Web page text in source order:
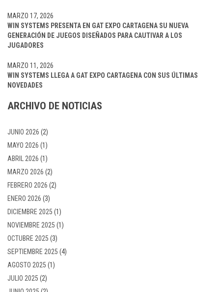
WIN SYSTEMS PRESENTA EN GAT EXPO CARTAGENA SU NUEVA
GENERACIÓN DE JUEGOS DISEÑADOS PARA CAUTIVAR A LOS
JUGADORES
MARZO 17, 2026
WIN SYSTEMS LLEGA A GAT EXPO CARTAGENA CON SUS ÚLTIMAS
NOVEDADES
MARZO 11, 2026
ARCHIVO DE NOTICIAS
JUNIO 2026 (2)
MAYO 2026 (1)
ABRIL 2026 (1)
MARZO 2026 (2)
FEBRERO 2026 (2)
ENERO 2026 (3)
DICIEMBRE 2025 (1)
NOVIEMBRE 2025 (1)
OCTUBRE 2025 (3)
SEPTIEMBRE 2025 (4)
AGOSTO 2025 (1)
JULIO 2025 (2)